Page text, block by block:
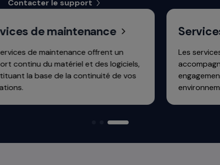
Contacter le support
de maintenance
de maintenance offrent un
du matériel et des logiciels,
la base de la continuité de vos
Services
Les services
engagement